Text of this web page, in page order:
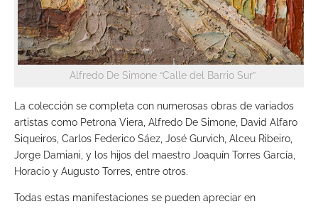
Alfredo De Simone “Calle del Barrio Sur”
La colección se completa con numerosas obras de variados
artistas como Petrona Viera, Alfredo De Simone, David Alfaro
Siqueiros, Carlos Federico Sáez, José Gurvich, Alceu Ribeiro,
Jorge Damiani, y los hijos del maestro Joaquín Torres García,
Horacio y Augusto Torres, entre otros.
Todas estas manifestaciones se pueden apreciar en